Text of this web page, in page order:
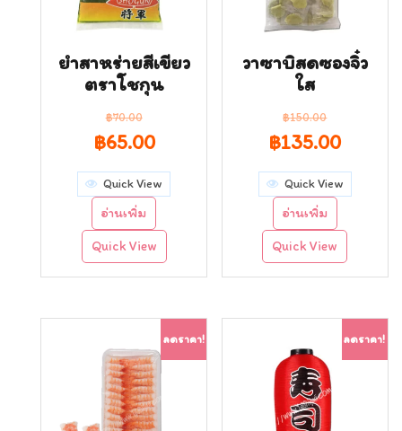
ยำสาหร่ายสีเขียว
ตราโชกุน
฿70.00
Original
price
was:
฿70.00.
฿65.00Current
price
is:
฿65.00.
Quick View
อ่านเพิ่ม
Quick View
วาซาบิสดซองจิ๋ว
ใส
฿150.00
Original
price
was:
฿150.00.
฿135.00
price
is:
฿
Quick View
อ่านเพิ่ม
Quick View
ลดราคา! ลดราคา!